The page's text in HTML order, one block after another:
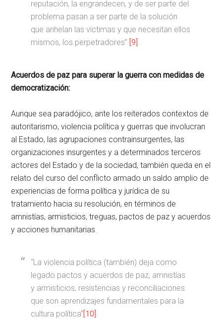
reputación, la engrandecen, y de ser parte del
problema pasan a ser parte de la solución
que anhelan las víctimas y que necesitan ellos
mismos, los perpetradores” [9]
Acuerdos de paz para superar la guerra con medidas de
democratización:
Aunque sea paradójico, ante los reiterados contextos de
autoritarismo, violencia política y guerras que involucran
al Estado, las agrupaciones contrainsurgentes, las
organizaciones insurgentes y a determinados terceros
actores del Estado y de la sociedad, también queda en el
relato del curso del conflicto armado un saldo amplio de
experiencias de forma política y jurídica de su
tratamiento hacia su resolución, en términos de
amnistías, armisticios, treguas, pactos de paz y acuerdos
y acciones humanitarias.
“La violencia política (también) deja como
legado pactos y acuerdos de paz, amnistías
y armisticios, resistencias y reconciliaciones
que son aprendizajes fundamentales para la
cultura política”[10]